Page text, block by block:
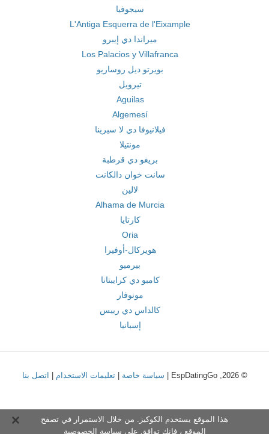
سيجوفيا
L'Antiga Esquerra de l'Eixample
ميراندا دي إيبرو
Los Palacios y Villafranca
بويرتو ديل روساريو
تيرويل
Aguilas
Algemesí
فيلانيوفا دي لا سيرينا
مونتيلا
بريغو دي قرطبة
سانت خوان دالكانت
لالين
Alhama de Murcia
كارتايا
Oria
هويركال-أوفيرا
بيرميو
كامبو دي كرايبتانا
مونوفار
كالداس دي رييس
إسبانيا
© 2026, EspDatingGo | سياسة خاصة |تعليمات الاستخدام اتصل بنا
هذا الموقع يستخدم الكوكيز. من خلال الاستمرار في تصفح
الموقع ، فإنك توافق على سياسة الخصوصية